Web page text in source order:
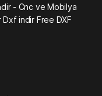
- Cnc ve Mobilya
indir Free DXF